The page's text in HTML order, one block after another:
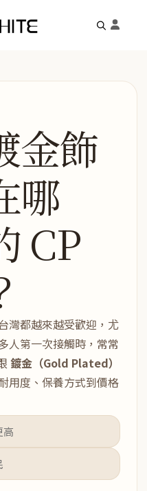
金飾
哪
CP
灣都越來越受歡迎，尤
人第一次接觸時，常常
鍍金（Gold Plated）
用度、保養方式到價格
高